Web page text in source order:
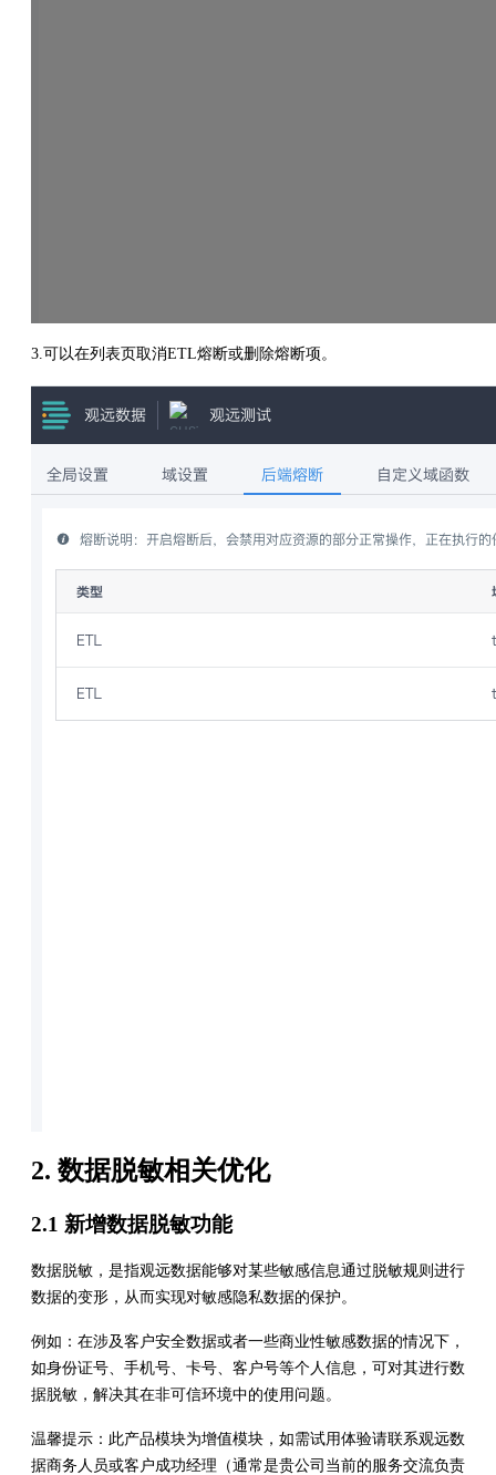
3.可以在列表页取消ETL熔断或删除熔断项。
2. 数据脱敏相关优化
2.1 新增数据脱敏功能
数据脱敏，是指观远数据能够对某些敏感信息通过脱敏规则进行
数据的变形，从而实现对敏感隐私数据的保护。
例如：在涉及客户安全数据或者一些商业性敏感数据的情况下，
如身份证号、手机号、卡号、客户号等个人信息，可对其进行数
据脱敏，解决其在非可信环境中的使用问题。
温馨提示：此产品模块为增值模块，如需试用体验请联系观远数
据商务人员或客户成功经理（通常是贵公司当前的服务交流负责